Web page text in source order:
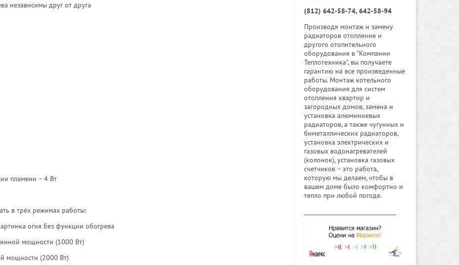
независимы друг от друга
пламени – 4 Вт
в трёх режимах работы:
огня без функции обогрева
мощности (1000 Вт)
мощности (2000 Вт)
(812) 642-58-74, 642-58-94
Производя монтаж и замену
радиаторов отопления и
другого отопительного
оборудования в "Компании
Теплотехника", вы получаете
гарантию на все произведенные
работы. Монтаж котельного
оборудования для систем
отопления квартир и
загородных домов, замена и
установка алюминиевых
радиаторов, а также чугунных и
биметаллических радиаторов,
установка электрических и
газовых водонагревателей
(колонок), установка газовых
счетчиков – это работа,
которую мы делаем, чтобы в
вашем доме было комфортно и
тепло при любой погоде.